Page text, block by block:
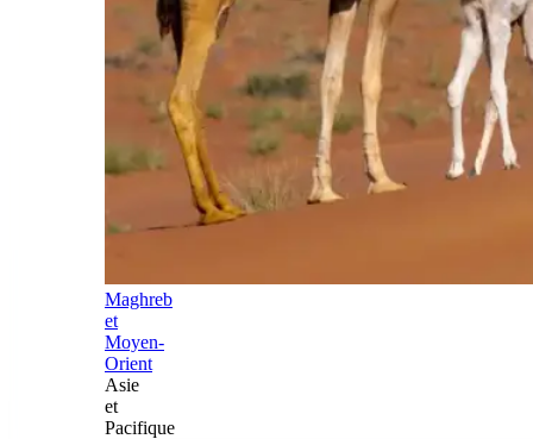
Maghreb
et
Moyen-
Orient
Asie
et
Pacifique